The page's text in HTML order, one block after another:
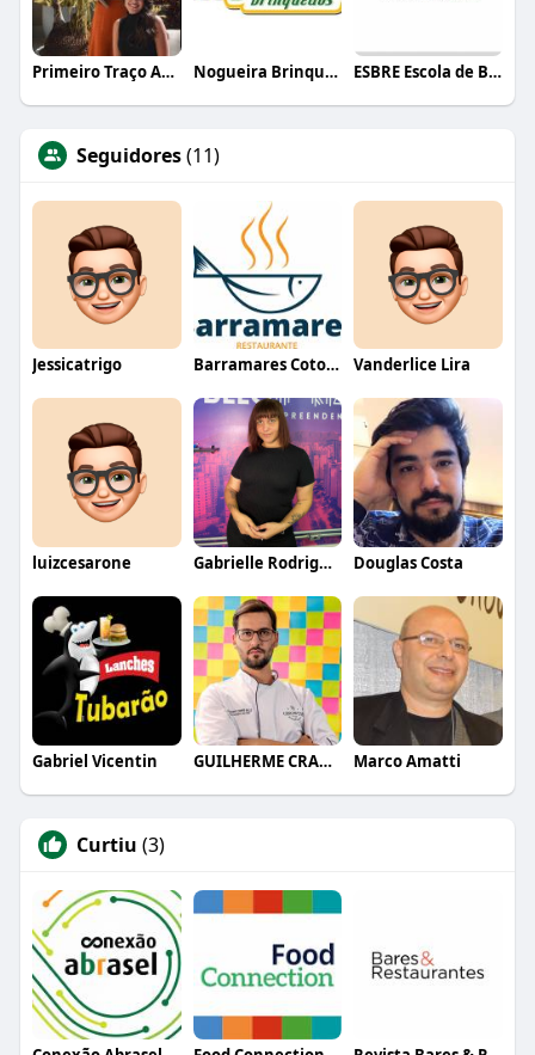
Primeiro Traço Arquitetura Nogueira Brinquedos ESBRE Escola de Bares e Restaurantes
Seguidores(11)
Jessicatrigo Barramares Cotovelo Vanderlice Lira
luizcesarone Gabrielle Rodrigues Douglas Costa
Gabriel Vicentin GUILHERME CRAMER BALLE Marco Amatti
Curtiu (3)